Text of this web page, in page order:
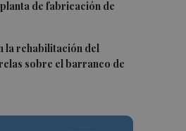
de fabricación de
la rehabilitación del
sobre el barranco de